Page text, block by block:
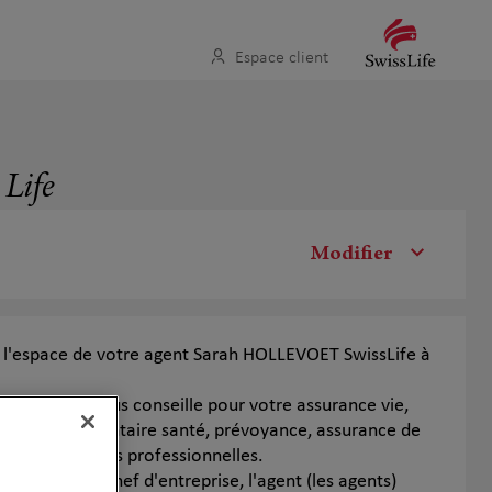
Espace client
Life
Modifier
de votre agent Sarah HOLLEVOET SwissLife à
la Rochelle vous conseille pour votre assurance vie,
complémentaire santé, prévoyance, assurance de
et assurances professionnelles.
ou chef d'entreprise, l'agent (les agents)